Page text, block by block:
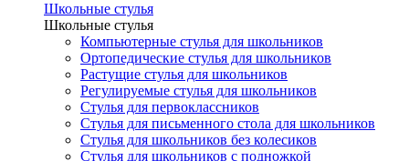
Школьные стулья
Школьные стулья
Компьютерные стулья для школьников
Ортопедические стулья для школьников
Растущие стулья для школьников
Регулируемые стулья для школьников
Стулья для первоклассников
Стулья для письменного стола для школьников
Стулья для школьников без колесиков
Стулья для школьников с подножкой